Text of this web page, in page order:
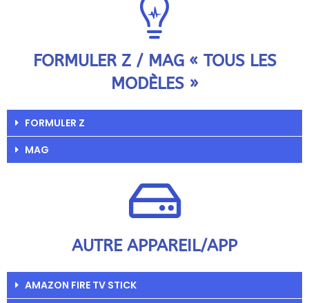
FORMULER Z / MAG « TOUS LES
MODÈLES »
FORMULER Z
MAG
AUTRE APPAREIL/APP
AMAZON FIRE TV STICK